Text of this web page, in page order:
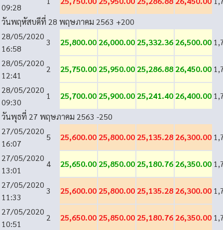
09:28
วันพฤหัสบดีที่ 28 พฤษภาคม 2563 +200
28/05/2020
16:58
3 25,800.00 26,000.00 25,332.36 26,500.00
28/05/2020
12:41
2 25,750.00 25,950.00 25,286.88 26,450.00
28/05/2020
09:30
1 25,700.00 25,900.00 25,241.40 26,400.00
วันพุธที่ 27 พฤษภาคม 2563 -250
27/05/2020
16:07
5 25,600.00 25,800.00 25,135.28 26,300.00
27/05/2020
13:01
4 25,650.00 25,850.00 25,180.76 26,350.00
27/05/2020
11:33
3 25,600.00 25,800.00 25,135.28 26,300.00
27/05/2020
10:51
2 25,650.00 25,850.00 25,180.76 26,350.00